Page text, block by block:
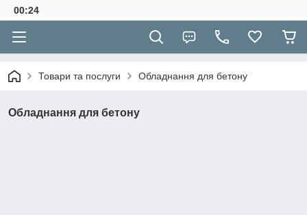
00:24
Товари та послуги Обладнання для бетону
Обладнання для бетону